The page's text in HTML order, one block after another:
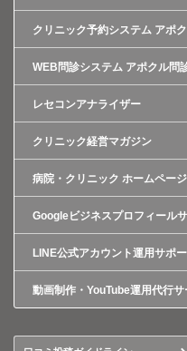
クリニック予約システム アポ
WEB問診システム アポクル問
レセコンアナライザー
クリニック経営マガジン
病院・クリニック ホームペー
Googleビジネスプロフィール
LINE公式アカウント運用サポ
動画制作・YouTube運用代行